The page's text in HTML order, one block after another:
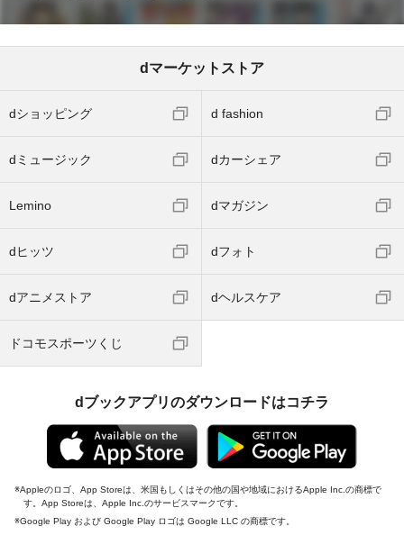
dマーケットストア
dショッピング d fashion
dミュージック dカーシェア
Lemino dマガジン
dヒッツ dフォト
dアニメストア dヘルスケア
ドコモスポーツくじ
dブックアプリのダウンロードはコチラ
Appleのロゴ、App Storeは、米国もしくはその他の国や地域におけるApple Inc.の商標で
す。App Storeは、Apple Inc.のサービスマークです。
Google Play および Google Play ロゴは Google LLC の商標です。